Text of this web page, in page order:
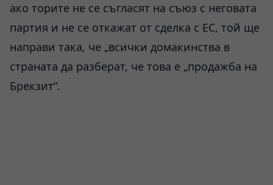
ако торите не се съгласят на съюз с неговата
партия и не се откажат от сделка с ЕС, той ще
направи така, че „всички домакинства в
страната да разберат, че това е „продажба на
Брекзит“.